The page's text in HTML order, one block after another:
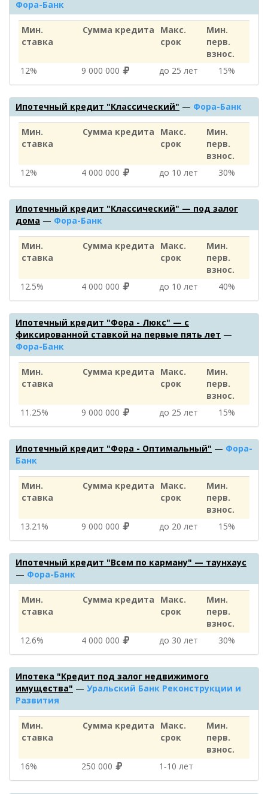
Фора-Банк
Мин.
ставка
Сумма кредита
Макс.
срок
Мин.
перв.
взнос.
12%
9 000 000 до 25 лет 15%
Ипотечный кредит "Классический" — Фора-Банк
Мин.
ставка
Сумма кредита
Макс.
срок
Мин.
перв.
взнос.
12%
4 000 000 до 10 лет 30%
Ипотечный кредит "Классический" — под залог
дома — Фора-Банк
Мин.
ставка
Сумма кредита
Макс.
срок
Мин.
перв.
взнос.
12.5%
4 000 000 до 10 лет 40%
Ипотечный кредит "Фора - Люкс" — с
фиксированной ставкой на первые пять лет —
Фора-Банк
Мин.
ставка
Сумма кредита
Макс.
срок
Мин.
перв.
взнос.
11.25%
9 000 000 до 25 лет 15%
Ипотечный кредит "Фора - Оптимальный" — Фора-
Банк
Мин.
ставка
Сумма кредита
Макс.
срок
Мин.
перв.
взнос.
13.21%
9 000 000 до 20 лет 15%
Ипотечный кредит "Всем по карману" — таунхаус
— Фора-Банк
Мин.
ставка
Сумма кредита
Макс.
срок
Мин.
перв.
взнос.
12.6%
4 000 000 до 30 лет 30%
Ипотека "Кредит под залог недвижимого
имущества" — Уральский Банк Реконструкции и
Развития
Мин.
ставка
Сумма кредита
Макс.
срок
Мин.
перв.
взнос.
16%
250 000 1‑10 лет